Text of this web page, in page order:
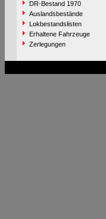
DR-Bestand 1970
Auslandsbestände
Lokbestandslisten
Erhaltene Fahrzeuge
Zerlegungen